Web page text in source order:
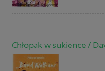
Chłopak w sukience /